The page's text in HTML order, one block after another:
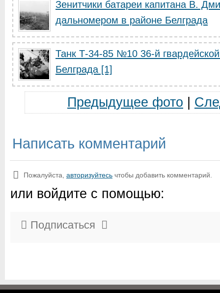
Зенитчики батареи капитана В.
дальномером в районе Белграда
Танк Т-34-85 №10 36-й
Белграда [1]
Предыдущее фото
Написать комментарий
Пожалуйста, авторизуйтесь чтобы добавить комментарий.
или войдите с помощью:
Подписаться